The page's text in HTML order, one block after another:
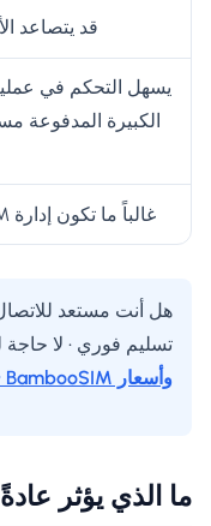
قد يتصاعد
يسهل التحكم في
الكبيرة المدفوعة
غالباً ما تكون إدارة eSIM أسهل
تسليم فوري • لا
وأسعار BambooSIM →
ما الذي يؤثر